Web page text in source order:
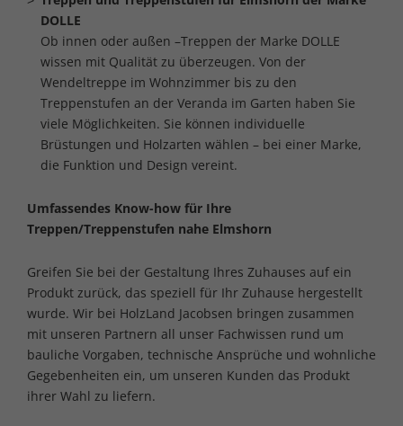
DOLLE
Ob innen oder außen –Treppen der Marke DOLLE
wissen mit Qualität zu überzeugen. Von der
Wendeltreppe im Wohnzimmer bis zu den
Treppenstufen an der Veranda im Garten haben Sie
viele Möglichkeiten. Sie können individuelle
Brüstungen und Holzarten wählen – bei einer Marke,
die Funktion und Design vereint.
Umfassendes Know-how für Ihre
Treppen/Treppenstufen nahe Elmshorn
Greifen Sie bei der Gestaltung Ihres Zuhauses auf ein
Produkt zurück, das speziell für Ihr Zuhause hergestellt
wurde. Wir bei HolzLand Jacobsen bringen zusammen
mit unseren Partnern all unser Fachwissen rund um
bauliche Vorgaben, technische Ansprüche und wohnliche
Gegebenheiten ein, um unseren Kunden das Produkt
ihrer Wahl zu liefern.